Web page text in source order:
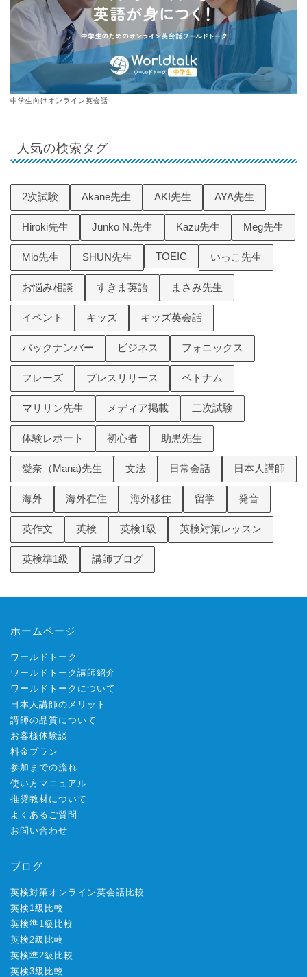
中学生向けオンライン英会話
人気の検索タグ
2次試験 Akane先生 AKI先生 AYA先生
Hiroki先生 Junko N.先生 Kazu先生 Meg先生
Mio先生 SHUN先生 TOEIC いっこ先生
お悩み相談 すきま英語 まさみ先生
イベント キッズ キッズ英会話
バックナンバー ビジネス フォニックス
フレーズ プレスリリース ベトナム
マリリン先生 メディア掲載 二次試験
体験レポート 初心者 助黒先生
愛奈（Mana)先生 文法 日常会話 日本人講師
海外 海外在住 海外移住 留学 発音
英作文 英検 英検1級 英検対策レッスン
英検準1級 講師ブログ
ホームページ
ワールドトーク
ワールドトーク講師紹介
ワールドトークについて
日本人講師のメリット
講師の品質について
お客様体験談
料金プラン
参加までの流れ
使い方マニュアル
推奨教材について
よくあるご質問
お問い合わせ
ブログ
英検対策オンライン英会話比較
英検1級比較
英検準1級比較
英検2級比較
英検準2級比較
英検3級比較